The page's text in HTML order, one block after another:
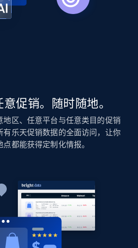
name, Manufacturer,
- Discovery products by
URL
code, Model number,
name, Manufacturer,
global dataset
Brand, Description, Initial
Reviews count, and
促销。随时随地。
地区、任意平台与任意类目的促销
有乐天促销数据的全面访问，让你
都能获得定制化情报。